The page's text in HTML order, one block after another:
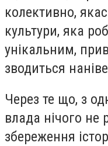
колективно,
культури, яка
унікальним,
зводиться
Через те що, з
влада нічого не
збереження